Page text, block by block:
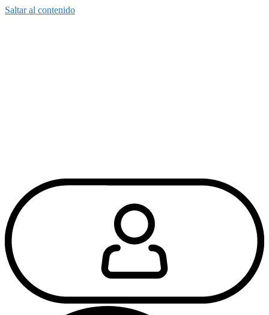
Saltar al contenido